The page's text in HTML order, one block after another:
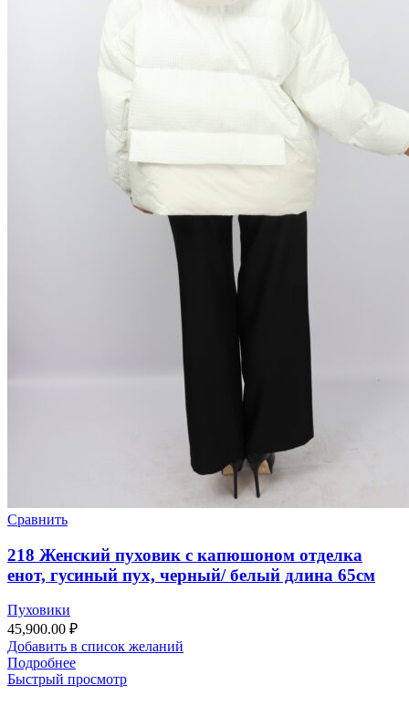
Сравнить
218 Женский пуховик с капюшоном отделка
енот, гусиный пух, черный/ белый длина 65см
Пуховики
45,900.00 ₽
Добавить в список желаний
Подробнее
Быстрый просмотр